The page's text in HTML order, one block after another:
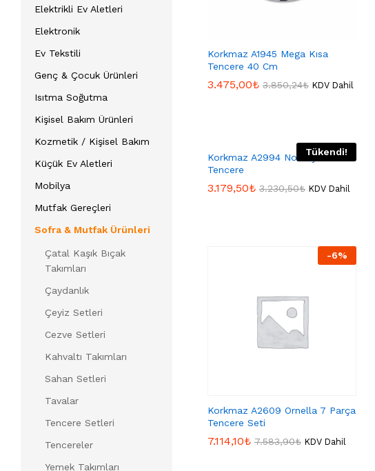
Korkmaz A1945 Mega Kısa
Tencere 40 Cm
3.475,00₺ 3.850,24₺ KDV Dahil
3.475,00₺ 3.850,24₺
Tükendi!
Korkmaz A2994 Nora Çelik
Tencere
3.179,50₺ 3.230,50₺ KDV Dahil
3.179,50₺ 3.230,50₺
-6%
Korkmaz A2609 Ornella 7 Parça
Tencere Seti
7.114,10₺ 7.583,90₺ KDV Dahil
7.114,10₺ 7.583,90₺
Elektrikli Ev Aletleri
Elektronik
Ev Tekstili
Genç & Çocuk Ürünleri
Isıtma Soğutma
Kişisel Bakım Ürünleri
Kozmetik / Kişisel Bakım
Küçük Ev Aletleri
Mobilya
Mutfak Gereçleri
Sofra & Mutfak Ürünleri
Çatal Kaşık Bıçak
Takımları
Çaydanlık
Çeyiz Setleri
Cezve Setleri
Kahvaltı Takımları
Sahan Setleri
Tavalar
Tencere Setleri
Tencereler
Yemek Takımları